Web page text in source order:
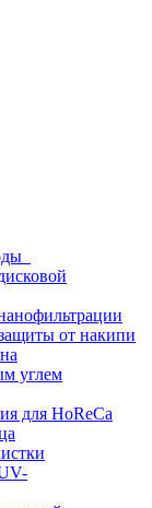
от накипи
углем
для HoReCa